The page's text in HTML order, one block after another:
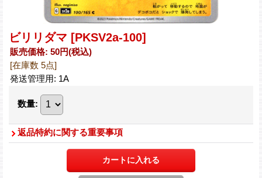
ビリリダマ [PKSV2a-100]
販売価格: 50円(税込)
[在庫数 5点]
発送管理用: 1A
数量:
返品特約に関する重要事項